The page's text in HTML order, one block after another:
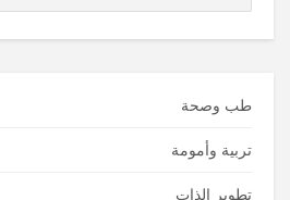
طب وصحة
تربية وأمومة
تطوير الذات